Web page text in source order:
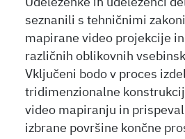
Udeleženke in udeleženci
seznanili s tehničnimi
mapirane video projekcije
različnih oblikovnih
Vključeni bodo v proces
tridimenzionalne
video mapiranju in
izbrane površine končne